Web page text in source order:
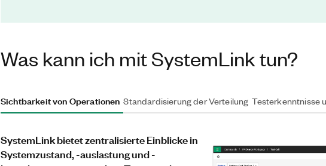
Was kann ich mit SystemLink tun?
Sichtbarkeit von Operationen Standardisierung der Verteilung Testerkenntnisse
SystemLink bietet zentralisierte Einblicke in
Systemzustand, -auslastung und -